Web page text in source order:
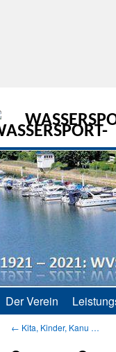
Zum
Inhalt
Der Verein
← Kita, Kinder, Kanu …